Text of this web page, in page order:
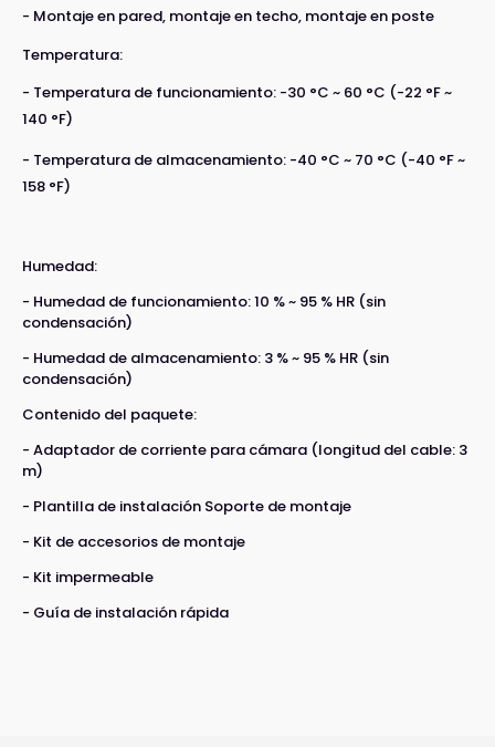
- Montaje en pared, montaje en techo, montaje en poste
Temperatura:
- Temperatura de funcionamiento: -30 °C ~ 60 °C (-22 °F ~
140 °F)
- Temperatura de almacenamiento: -40 °C ~ 70 °C (-40 °F ~
158 °F)
Humedad:
- Humedad de funcionamiento: 10 % ~ 95 % HR (sin
condensación)
- Humedad de almacenamiento: 3 % ~ 95 % HR (sin
condensación)
Contenido del paquete:
- Adaptador de corriente para cámara (longitud del cable: 3
m)
- Plantilla de instalación Soporte de montaje
- Kit de accesorios de montaje
- Kit impermeable
- Guía de instalación rápida